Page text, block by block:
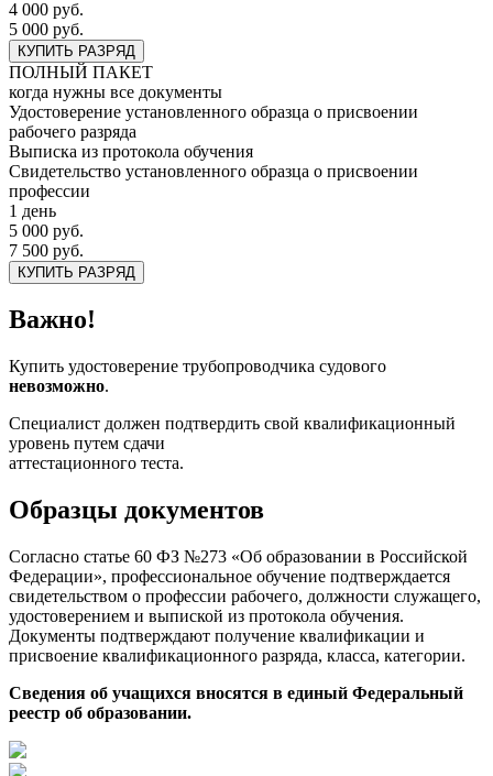
4 000 руб.
5 000 руб.
КУПИТЬ РАЗРЯД
ПОЛНЫЙ ПАКЕТ
когда нужны все документы
Удостоверение установленного образца о присвоении
рабочего разряда
Выписка из протокола обучения
Свидетельство установленного образца о присвоении
профессии
1 день
5 000 руб.
7 500 руб.
КУПИТЬ РАЗРЯД
Важно!
Купить удостоверение трубопроводчика судового
невозможно.
Специалист должен подтвердить свой квалификационный
уровень путем сдачи
аттестационного теста.
Образцы документов
Согласно статье 60 ФЗ №273 «Об образовании в Российской
Федерации», профессиональное обучение подтверждается
свидетельством о профессии рабочего, должности служащего,
удостоверением и выпиской из протокола обучения.
Документы подтверждают получение квалификации и
присвоение квалификационного разряда, класса, категории.
Сведения об учащихся вносятся в единый Федеральный
реестр об образовании.